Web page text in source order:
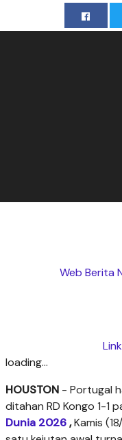
Web Berita
loading...
HOUSTON - Portugal
ditahan RD Kongo 1-1
Dunia 2026,Kamis